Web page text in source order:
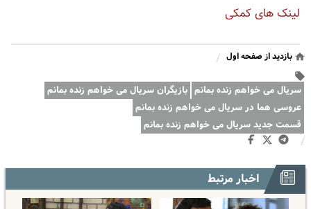
لینک های کمکی
بازدید از صفحه اول /
سریال می خواهم زنده بمانم بازیگران سریال می خواهم زنده بمانم
عروسی هما در سریال می خواهم زنده بمانم
قسمت جدید سریال می خواهم زنده بمانم
/
اخبار مرتبط